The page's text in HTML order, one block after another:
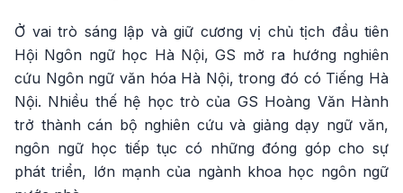
Ở vai trò sáng lập và giữ cương vị chủ tịch đầu tiên
Hội Ngôn ngữ học Hà Nội, GS mở ra hướng nghiên
cứu Ngôn ngữ văn hóa Hà Nội, trong đó có Tiếng Hà
Nội. Nhiều thế hệ học trò của GS Hoàng Văn Hành
trở thành cán bộ nghiên cứu và giảng dạy ngữ văn,
ngôn ngữ học tiếp tục có những đóng góp cho sự
phát triển, lớn mạnh của ngành khoa học ngôn ngữ